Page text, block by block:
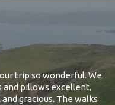
trip so wonderful. We
and pillows excellent,
gracious. The walks